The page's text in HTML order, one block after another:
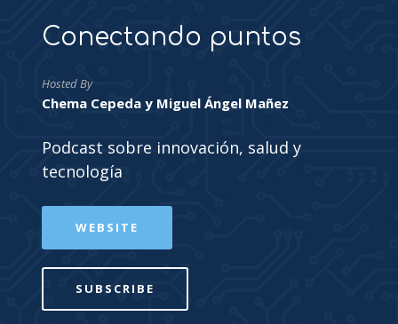
Conectando puntos
Hosted By
Chema Cepeda y Miguel Ángel Mañez
Podcast sobre innovación, salud y
tecnología
WEBSITE
SUBSCRIBE